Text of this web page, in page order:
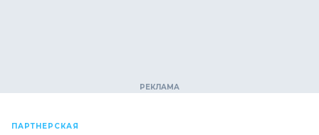
ПАРТНЕРСКАЯ